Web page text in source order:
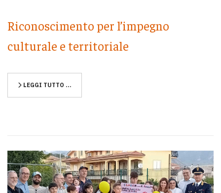
Riconoscimento per l’impegno
culturale e territoriale
LEGGI TUTTO …